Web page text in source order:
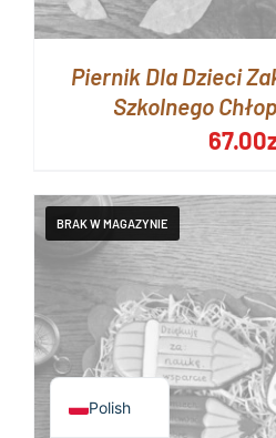
Piernik Dla Dzieci
Szkolnego
67.00
Polish
English